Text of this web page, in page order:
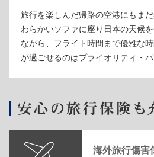
旅行を楽しんだ帰路の空港にもま
わらかいソファに座り日本の天候
ながら、フライト時間まで優雅な
が過ごせるのはプライオリティ・パ
海外旅行傷害